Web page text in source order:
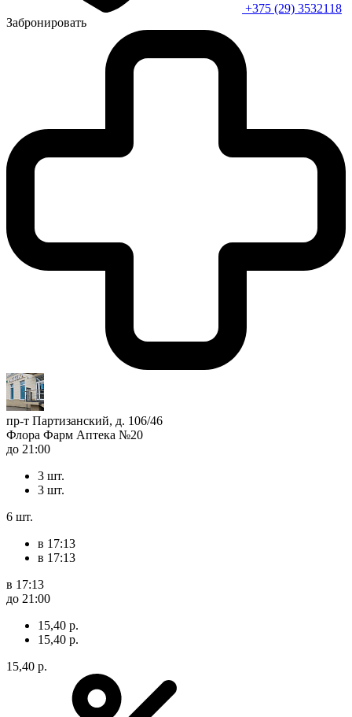
+375 (29) 3532118
Забронировать
пр-т Партизанский, д. 106/46
Флора Фарм Аптека №20
до 21:00
3 шт.
3 шт.
6 шт.
в 17:13
в 17:13
в 17:13
до 21:00
15,40 р.
15,40 р.
15,40 р.